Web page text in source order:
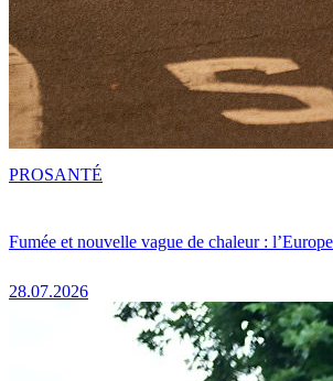
Fumée et nouvelle vague de chaleur :
28.07.2026
PROSANTÉ